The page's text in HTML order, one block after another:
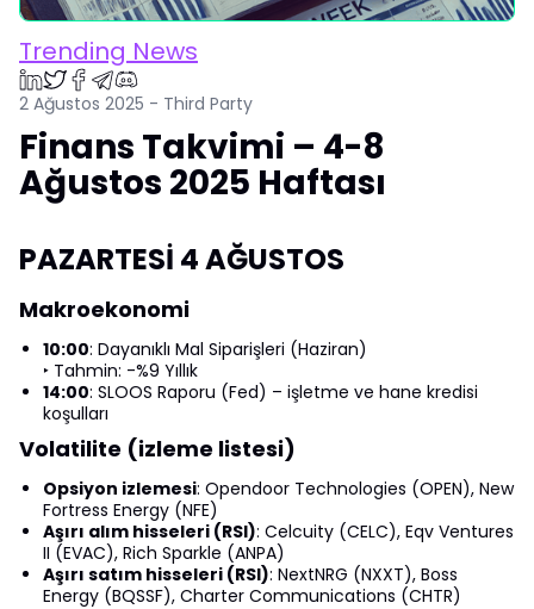
Trending News
2 Ağustos 2025 - Third Party
Finans Takvimi – 4-8
Ağustos 2025 Haftası
PAZARTESİ 4 AĞUSTOS
Makroekonomi
10:00: Dayanıklı Mal Siparişleri (Haziran)
‣ Tahmin: -%9 Yıllık
14:00: SLOOS Raporu (Fed) – işletme ve hane kredisi
koşulları
Volatilite (izleme listesi)
Opsiyon izlemesi: Opendoor Technologies (OPEN), New
Fortress Energy (NFE)
Aşırı alım hisseleri (RSI): Celcuity (CELC), Eqv Ventures
II (EVAC), Rich Sparkle (ANPA)
Aşırı satım hisseleri (RSI): NextNRG (NXXT), Boss
Energy (BQSSF), Charter Communications (CHTR)